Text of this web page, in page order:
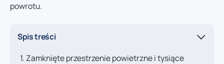
powrotu.
Spis treści
Zamknięte przestrzenie powietrzne i tysiące